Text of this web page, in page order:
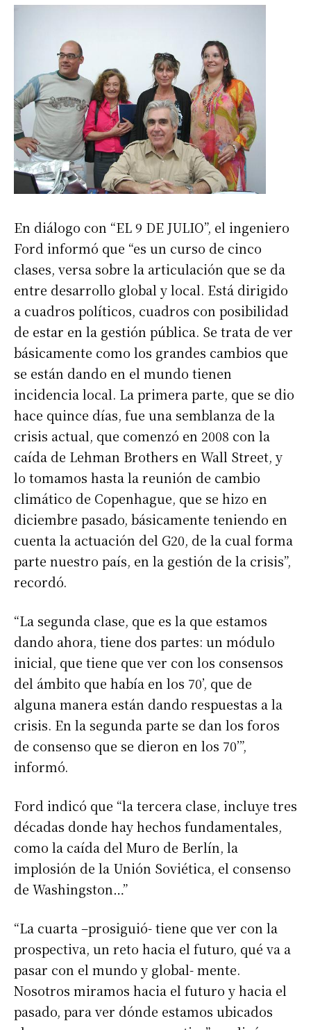
En diálogo con “EL 9 DE JULIO”, el ingeniero
Ford informó que “es un curso de cinco
clases, versa sobre la articulación que se da
entre desarrollo global y local. Está dirigido
a cuadros políticos, cuadros con posibilidad
de estar en la gestión pública. Se trata de ver
básicamente como los grandes cambios que
se están dando en el mundo tienen
incidencia local. La primera parte, que se dio
hace quince días, fue una semblanza de la
crisis actual, que comenzó en 2008 con la
caída de Lehman Brothers en Wall Street, y
lo tomamos hasta la reunión de cambio
climático de Copenhague, que se hizo en
diciembre pasado, básicamente teniendo en
cuenta la actuación del G20, de la cual forma
parte nuestro país, en la gestión de la crisis”,
recordó.
“La segunda clase, que es la que estamos
dando ahora, tiene dos partes: un módulo
inicial, que tiene que ver con los consensos
del ámbito que había en los 70’, que de
alguna manera están dando respuestas a la
crisis. En la segunda parte se dan los foros
de consenso que se dieron en los 70’”,
informó.
Ford indicó que “la tercera clase, incluye tres
décadas donde hay hechos fundamentales,
como la caída del Muro de Berlín, la
implosión de la Unión Soviética, el consenso
de Washingston…”
“La cuarta –prosiguió- tiene que ver con la
prospectiva, un reto hacia el futuro, qué va a
pasar con el mundo y global- mente.
Nosotros miramos hacia el futuro y hacia el
pasado, para ver dónde estamos ubicados